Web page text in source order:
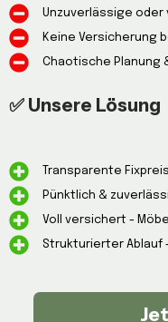
Unzuverlässige oder
Keine Versicherung
Chaotische Planung
✅ Unsere Lösung
Transparente
Pünktlich &
Voll versichert -
Strukturierter Ablauf